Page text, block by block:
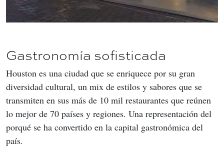
Gastronomía sofisticada
Houston es una ciudad que se enriquece por su gran
diversidad cultural, un mix de estilos y sabores que se
transmiten en sus más de 10 mil restaurantes que reúnen
lo mejor de 70 países y regiones. Una representación del
porqué se ha convertido en la capital gastronómica del
país.